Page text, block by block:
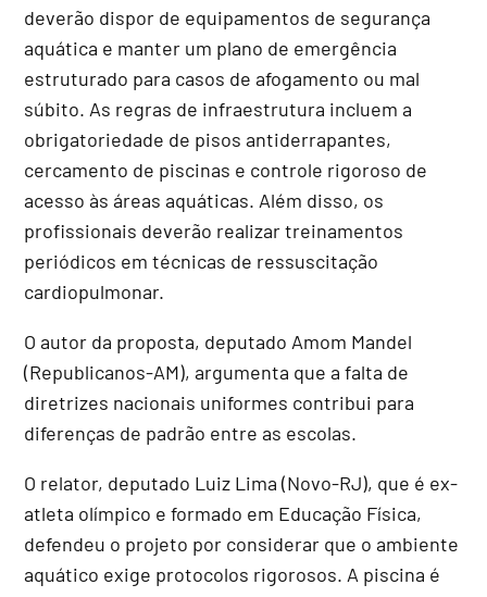
deverão dispor de equipamentos de segurança
aquática e manter um plano de emergência
estruturado para casos de afogamento ou mal
súbito. As regras de infraestrutura incluem a
obrigatoriedade de pisos antiderrapantes,
cercamento de piscinas e controle rigoroso de
acesso às áreas aquáticas. Além disso, os
profissionais deverão realizar treinamentos
periódicos em técnicas de ressuscitação
cardiopulmonar.
O autor da proposta, deputado Amom Mandel
(Republicanos-AM), argumenta que a falta de
diretrizes nacionais uniformes contribui para
diferenças de padrão entre as escolas.
O relator, deputado Luiz Lima (Novo-RJ), que é ex-
atleta olímpico e formado em Educação Física,
defendeu o projeto por considerar que o ambiente
aquático exige protocolos rigorosos. A piscina é